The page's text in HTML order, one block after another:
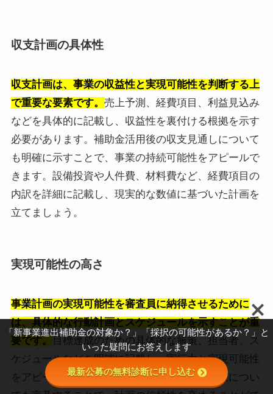
収支計画の具体性
収支計画は、事業の収益性と実現可能性を判断する上
で重要な要素です。 売上予測、経費項目、利益見込み
などを具体的に記載し、収益性を裏付ける根拠を示す
必要があります。補助金活用後の収支見通しについて
も明確に示すことで、事業の持続可能性をアピールで
きます。設備投資や人件費、材料費など、経費項目の
内訳を詳細に記載し、現実的な数値に基づいた計画を
立てましょう。
実現可能性の高さ
事業計画の実現可能性を審査員に納得させるために
は、具体的な行動計画とスケジュールを示すことが重
要です。 目標達成のための具体的な施策、担当者、ス
ケジュールなどを明確に記載し、実行力と実現可能性
をアピールしましょう。リスク発生時の対応策につい
「新事業進出補助金の対象か？」「採択の可能性があるか？」と
いった疑問にお答えします
最新公募の無料診断に申し込む